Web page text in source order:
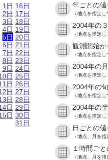
1日
2日
3日
4日
5日
6日
7日
8日
9日
日
日
日
日
日
日
16日
17日
18日
19日
20日
21日
22日
23日
24日
25日
26日
27日
28日
29日
30日
31日
年ごとの
（地点を指定し
2004年の
（地点を指定し
観測開始
（地点を指定し
2004年の
（地点を指定し
2004年の
（地点を指定し
2004年の
（地点を指定し
日ごとの
（地点、月を指
１時間ご
（地点、月を指